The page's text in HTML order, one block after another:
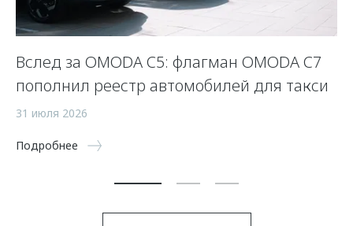
Вслед за OMODA C5: флагман OMODA C7
пополнил реестр автомобилей для такси
31 июля 2026
Подробнее